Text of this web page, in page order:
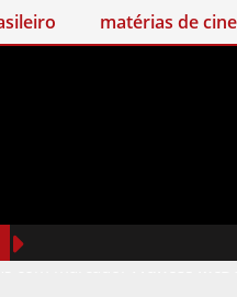
matérias de cinema
com marcadorFrances